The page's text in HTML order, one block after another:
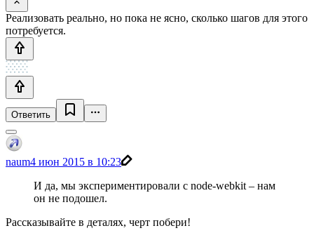
Реализовать реально, но пока не ясно, сколько шагов для этого
потребуется.
Ответить
naum4 июн 2015 в 10:23
И да, мы экспериментировали с node-webkit – нам
он не подошел.
Рассказывайте в деталях, черт побери!